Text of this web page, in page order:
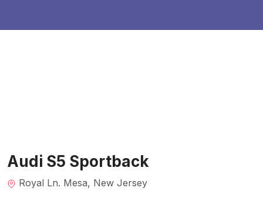
Audi S5 Sportback
Royal Ln. Mesa, New Jersey